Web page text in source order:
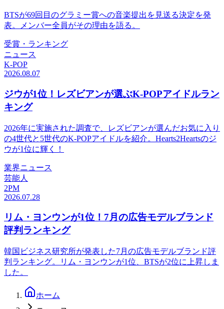
BTSが69回目のグラミー賞への音楽提出を見送る決定を発
表。メンバー全員がその理由を語る。
受賞・ランキング
ニュース
K-POP
2026.08.07
ジウが1位！レズビアンが選ぶK-POPアイドルラン
キング
2026年に実施された調査で、レズビアンが選んだお気に入り
の4世代と5世代のK-POPアイドルを紹介。Hearts2Heartsのジ
ウが1位に輝く！
業界ニュース
芸能人
2PM
2026.07.28
リム・ヨンウンが1位！7月の広告モデルブランド
評判ランキング
韓国ビジネス研究所が発表した7月の広告モデルブランド評
判ランキング。リム・ヨンウンが1位、BTSが2位に上昇しま
した。
ホーム